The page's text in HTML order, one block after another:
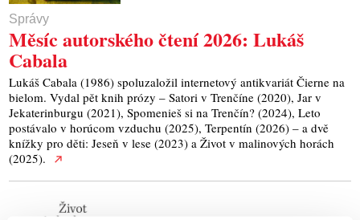
Správy
Měsíc autorského čtení 2026: Lukáš
Cabala
Lukáš Cabala (1986) spoluzaložil internetový antikvariát Čierne na
bielom. Vydal pět knih prózy – Satori v Trenčíne (2020), Jar v
Jekaterinburgu (2021), Spomenieš si na Trenčín? (2024), Leto
postávalo v horúcom vzduchu (2025), Terpentín (2026) – a dvě
knížky pro děti: Jeseň v lese (2023) a Život v malinových horách
(2025).